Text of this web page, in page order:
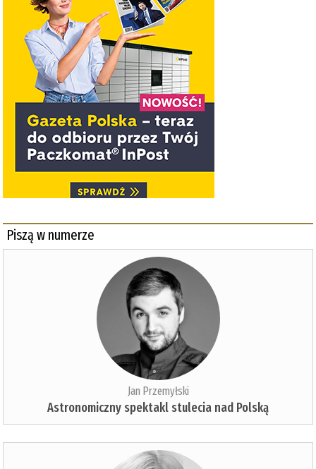
Piszą w numerze
Jan Przemyłski
Astronomiczny spektakl stulecia nad Polską